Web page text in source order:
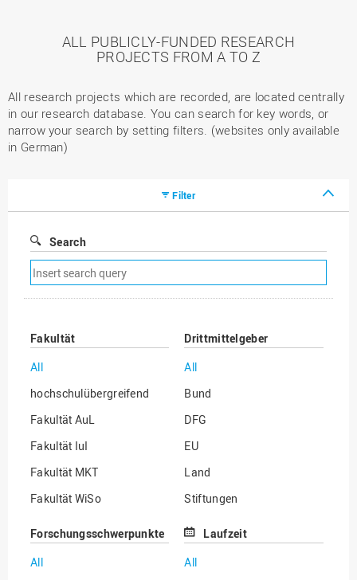
ALL PUBLICLY-FUNDED RESEARCH
PROJECTS FROM A TO Z
All research projects which are recorded, are located centrally
in our research database. You can search for key words, or
narrow your search by setting filters. (websites only available
in German)
Filter
Search
Remove
search
filter
Fakultät
All
hochschulübergreifend
Fakultät AuL
Fakultät IuI
Fakultät MKT
Fakultät WiSo
Drittmittelgeber
All
Bund
DFG
EU
Land
Stiftungen
Sonstige
Forschungsschwerpunkte
All
Laufzeit
All